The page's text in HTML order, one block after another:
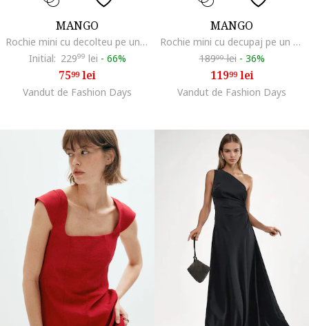
MANGO
Rochie mini cu decolteu pe un umar, Negru/Bej deschis
Initial: 22999 lei - 66%
7599lei
Vandut de Fashion Days
MANGO
Rochie mini cu decupaj pe un umar, Portocaliu mandarina
18999lei - 36%
11999lei
Vandut de Fashion Days